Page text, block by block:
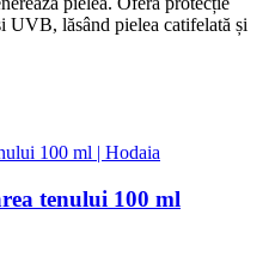
lăsând pielea catifelată și
tenului 100 ml